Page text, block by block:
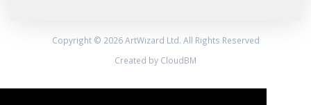
Copyright © 2026 ArtWizard Ltd. All Rights Reserved
Created by CloudBM